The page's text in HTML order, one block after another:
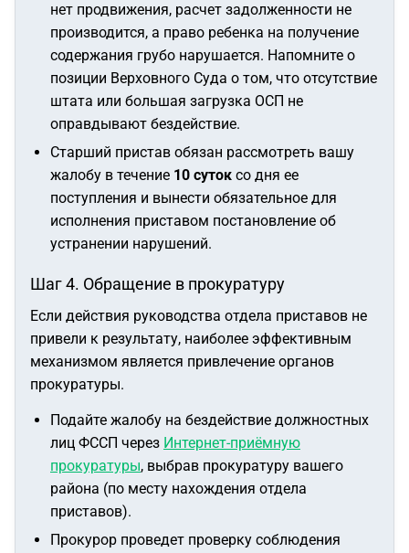
нет продвижения, расчет задолженности не
производится, а право ребенка на получение
содержания грубо нарушается. Напомните о
позиции Верховного Суда о том, что отсутствие
штата или большая загрузка ОСП не
оправдывают бездействие.
Старший пристав обязан рассмотреть вашу
жалобу в течение 10 суток со дня ее
поступления и вынести обязательное для
исполнения приставом постановление об
устранении нарушений.
Шаг 4. Обращение в прокуратуру
Если действия руководства отдела приставов не
привели к результату, наиболее эффективным
механизмом является привлечение органов
прокуратуры.
Подайте жалобу на бездействие должностных
лиц ФССП через Интернет-приёмную
прокуратуры, выбрав прокуратуру вашего
района (по месту нахождения отдела
приставов).
Прокурор проведет проверку соблюдения